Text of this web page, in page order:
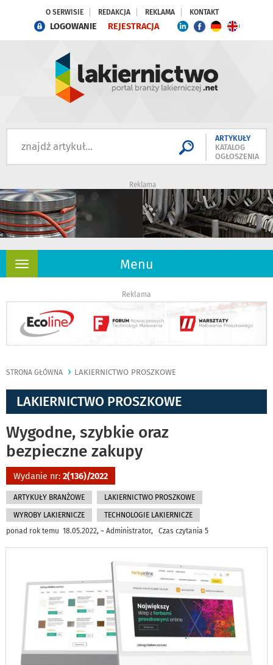
O SERWISIE REDAKCJA REKLAMA KONTAKT
LOGOWANIE REJESTRACJA
ARTYKUŁY
KATALOG
OGŁOSZENIA
Reklama
Menu
Rozwiń
Reklama
STRONA GŁÓWNA LAKIERNICTWO PROSZKOWE
LAKIERNICTWO PROSZKOWE
Wygodne, szybkie oraz
bezpieczne zakupy
Wydanie nr: 2(136)/2022
ARTYKUŁY BRANŻOWE LAKIERNICTWO PROSZKOWE
WYROBY LAKIERNICZE
TECHNOLOGIE LAKIERNICZE
ponad rok temu 18.05.2022, ~ Administrator, Czas czytania 5